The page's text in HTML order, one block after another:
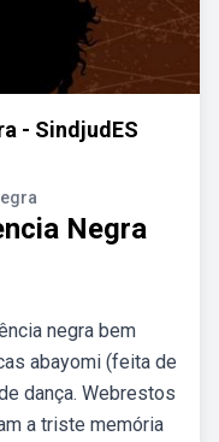
- SindjudES
Negra
negra bem
abayomi (feita de
dança. Webrestos
a triste memória